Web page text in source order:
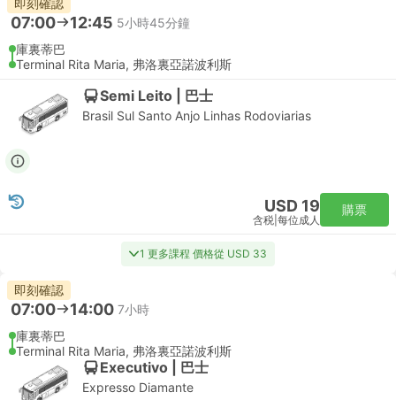
即刻確認
07:00 12:45 5小時45分鐘
庫裏蒂巴
Terminal Rita Maria, 弗洛裏亞諾波利斯
Semi Leito | 巴士
Brasil Sul Santo Anjo Linhas Rodoviarias
USD 19
含税 每位成人
購票
1 更多課程 價格從 USD 33
即刻確認
07:00 14:00 7小時
庫裏蒂巴
Terminal Rita Maria, 弗洛裏亞諾波利斯
Executivo | 巴士
Expresso Diamante